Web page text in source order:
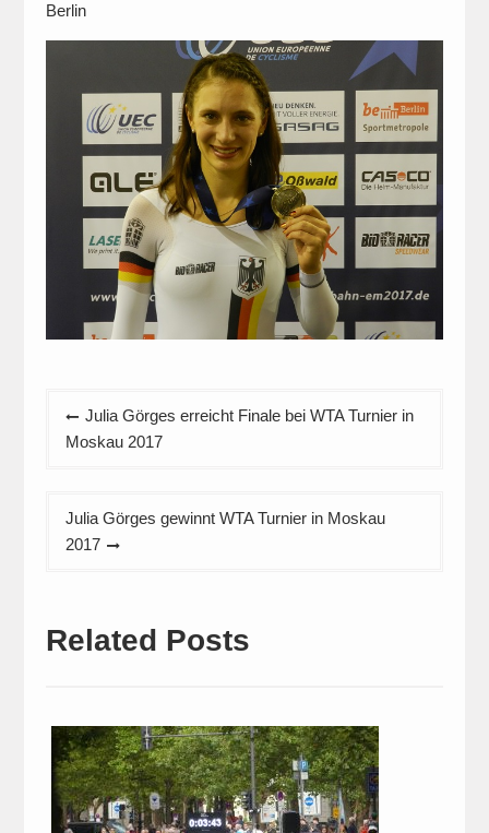
Berlin
Beitragsnavigation
Julia Görges erreicht Finale bei WTA Turnier in
Moskau 2017
Julia Görges gewinnt WTA Turnier in Moskau
2017
Related Posts